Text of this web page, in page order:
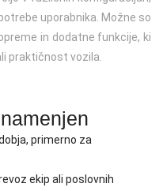
uporabnika. Možne so
in dodatne funkcije, ki
praktičnost vozila.
primerno za
ekip ali poslovnih